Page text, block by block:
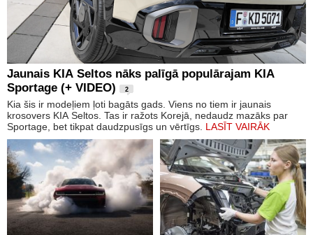
Jaunais KIA Seltos nāks palīgā populārajam KIA
Sportage (+ VIDEO)
2
Kia šis ir modeļiem ļoti bagāts gads. Viens no tiem ir jaunais
krosovers KIA Seltos. Tas ir ražots Korejā, nedaudz mazāks par
Sportage, bet tikpat daudzpusīgs un vērtīgs. LASĪT VAIRĀK